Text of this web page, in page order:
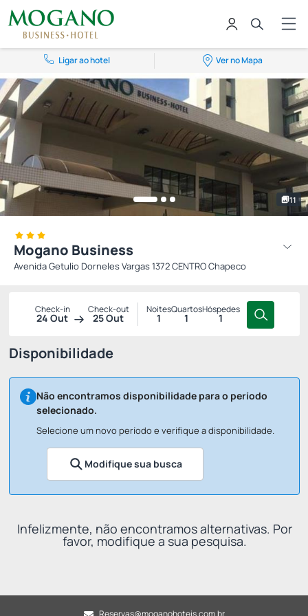
Ligar ao hotel Ver no Mapa
11
Mogano Business
Avenida Getulio Dorneles Vargas 1372 CENTRO Chapeco
Check-in
24 Out
Check-out
25 Out
Noites
1
Quartos
1
Hóspedes
1
Disponibilidade
Não encontramos disponibilidade para o período
selecionado.
Selecione um novo período e verifique a disponibilidade.
Modifique sua busca
Infelizmente, não encontramos alternativas. Por
favor, modifique a sua pesquisa.
Reservas@moganohoteis.com.br